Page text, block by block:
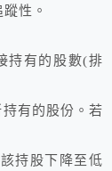
性。
持有的股數(排
有的股份。若
持股下降至低